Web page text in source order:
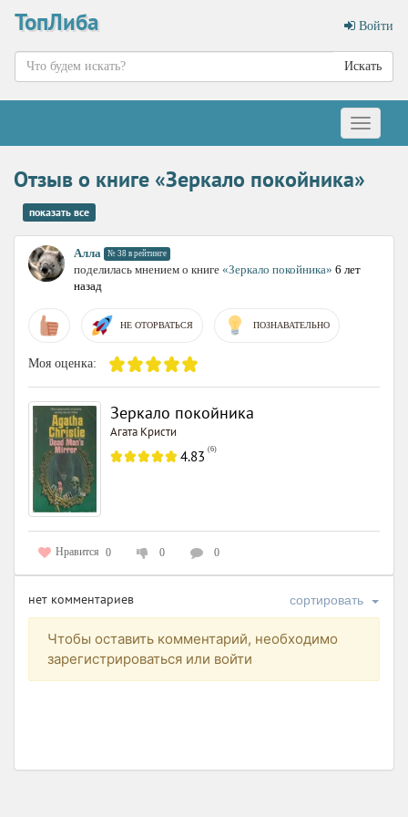
ТопЛиба Войти
Искать
Меню
Отзыв о книге «Зеркало покойника»
показать все
Алла № 38 в рейтинге
поделилась мнением о книге «Зеркало покойника» 6 лет
назад
НЕ ОТОРВАТЬСЯ ПОЗНАВАТЕЛЬНО
Моя оценка:
Зеркало покойника
Агата Кристи
4.83 (6)
Нравится 0 0 0